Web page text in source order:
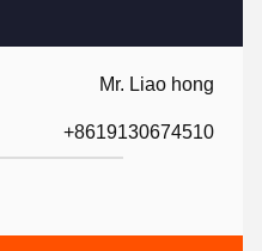
Mr. Liao hong
+8619130674510